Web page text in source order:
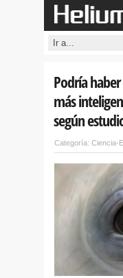
Podría
más
según
Categoría: Ciencia-